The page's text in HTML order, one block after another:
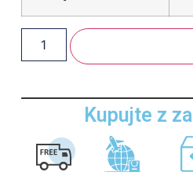
Kupujte z